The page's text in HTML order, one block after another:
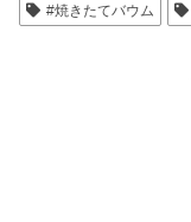
#焼きたてバウム